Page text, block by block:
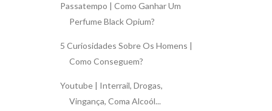
Passatempo | Como Ganhar Um
Perfume Black Opium?
5 Curiosidades Sobre Os Homens |
Como Conseguem?
Youtube | Interrail, Drogas,
Vingança, Coma Alcoól...